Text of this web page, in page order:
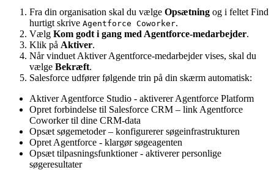
Fra din organisation skal du vælge Opsætning og i feltet Find
hurtigt skrive Agentforce Coworker.
Vælg Kom godt i gang med Agentforce-medarbejder.
Klik på Aktiver.
Når vinduet Aktiver Agentforce-medarbejder vises, skal du
vælge Bekræft.
Salesforce udfører følgende trin på din skærm automatisk:
Aktiver Agentforce Studio - aktiverer Agentforce Platform
Opret forbindelse til Salesforce CRM – link Agentforce
Coworker til dine CRM-data
Opsæt søgemetoder – konfigurerer søgeinfrastrukturen
Opret Agentforce - klargør søgeagenten
Opsæt tilpasningsfunktioner - aktiverer personlige
søgeresultater